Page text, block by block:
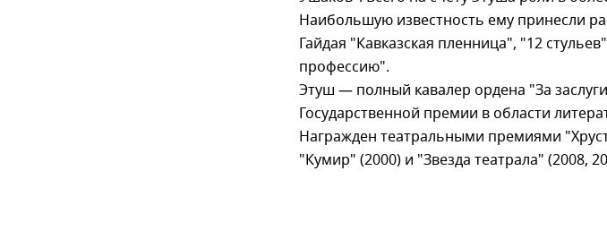
Наибольшую известность ему принесли
Гайдая "Кавказская пленница", "12
профессию".
Этуш — полный кавалер ордена "За
Государственной премии в области
Награжден театральными премиями
"Кумир" (2000) и "Звезда театрала" (2008,